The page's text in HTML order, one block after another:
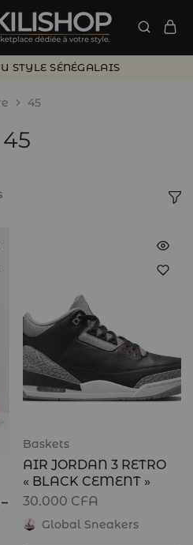
STYLE SÉNÉGALAIS
45
45
Baskets
AIR JORDAN 3 RETRO
« BLACK CEMENT »
30.000 CFA
Global Sneakers